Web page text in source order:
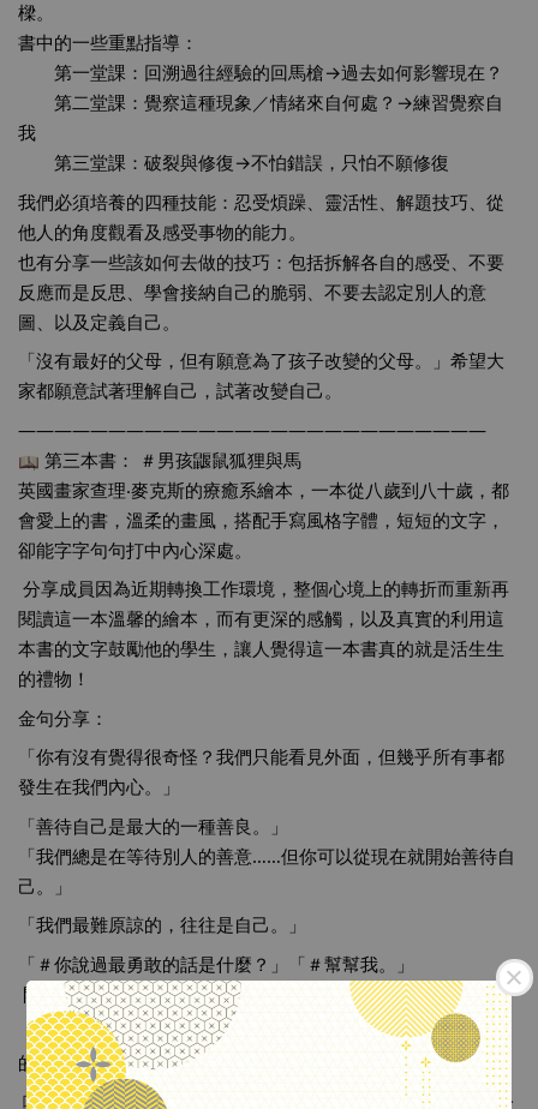
樑。
書中的一些重點指導：
第一堂課：回溯過往經驗的回馬槍→過去如何影響現在？
第二堂課：覺察這種現象／情緒來自何處？→練習覺察自
我
第三堂課：破裂與修復→不怕錯誤，只怕不願修復
我們必須培養的四種技能：忍受煩躁、靈活性、解題技巧、從
他人的角度觀看及感受事物的能力。
也有分享一些該如何去做的技巧：包括拆解各自的感受、不要
反應而是反思、學會接納自己的脆弱、不要去認定別人的意
圖、以及定義自己。
「沒有最好的父母，但有願意為了孩子改變的父母。」希望大
家都願意試著理解自己，試著改變自己。
——————————————————————————
第三本書：
＃男孩鼴鼠狐狸與馬
英國畫家查理‧麥克斯的療癒系繪本，一本從八歲到八十歲，都
會愛上的書，溫柔的畫風，搭配手寫風格字體，短短的文字，
卻能字字句句打中內心深處。
分享成員因為近期轉換工作環境，整個心境上的轉折而重新再
閱讀這一本溫馨的繪本，而有更深的感觸，以及真實的利用這
本書的文字鼓勵他的學生，讓人覺得這一本書真的就是活生生
的禮物！
金句分享：
「你有沒有覺得很奇怪？我們只能看見外面，但幾乎所有事都
發生在我們內心。」
「善待自己是最大的一種善良。」
「我們總是在等待別人的善意……但你可以從現在就開始善待自
己。」
「我們最難原諒的，往往是自己。」
「 ＃你說過最勇敢的話是什麼 ？」「 ＃幫幫我。」
開口求助不是放棄，而是勇敢地堅持不放棄─
「永遠記住，你的存在是有意義的，你很重要，你是被愛著
的。而且你為這個世界帶來了無可取代的東西。」
哪一個句子最打動您呢？ 也歡迎讀過這一本書的各位與我們分